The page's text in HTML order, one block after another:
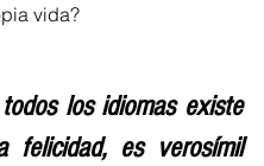
vida?
todos los idiomas existe
felicidad, es verosímil